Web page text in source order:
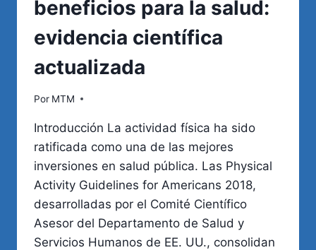
beneficios para la salud:
evidencia científica
actualizada
Por MTM
Introducción La actividad física ha sido
ratificada como una de las mejores
inversiones en salud pública. Las Physical
Activity Guidelines for Americans 2018,
desarrolladas por el Comité Científico
Asesor del Departamento de Salud y
Servicios Humanos de EE. UU., consolidan